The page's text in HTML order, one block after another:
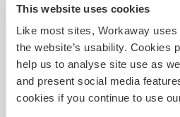
This website uses cookies
Like most sites, Workaway
the website’s usability. Cookies
help us to analyse site use as
and present social media
cookies if you continue to use
Proyectos con niños
En este proyecto podría
directrices y consejos aquí